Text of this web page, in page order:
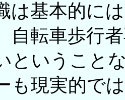
は基本的に
自転車歩行
ということ
も現実的で